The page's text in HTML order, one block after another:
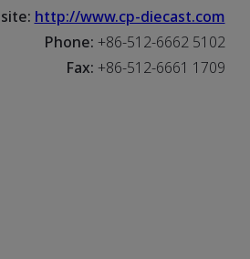
http://www.cp-diecast.com
Phone:+86-512-6662 5102
Fax:+86-512-6661 1709